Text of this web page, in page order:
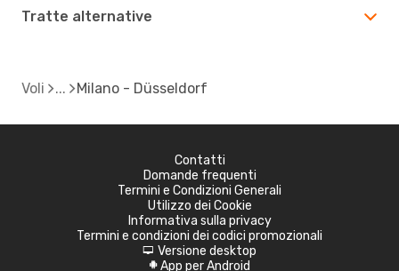
Tratte alternative
Voli Milano - Düsseldorf
Contatti
Domande frequenti
Termini e Condizioni Generali
Utilizzo dei Cookie
Informativa sulla privacy
Termini e condizioni dei codici promozionali
d Versione desktop
A App per Android